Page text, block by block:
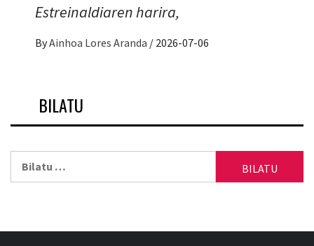
Estreinaldiaren harira,
ByAinhoa Lores Aranda / 2026-07-06
BILATU